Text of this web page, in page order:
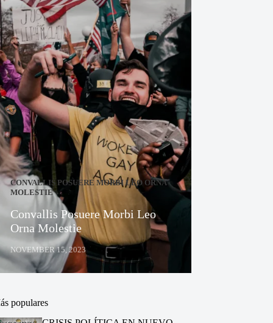
CONVALLIS POSUERE MORBI LEO ORNA
MOLESTIE
Convallis Posuere Morbi Leo
Orna Molestie
NOVEMBER 15, 2023
populares